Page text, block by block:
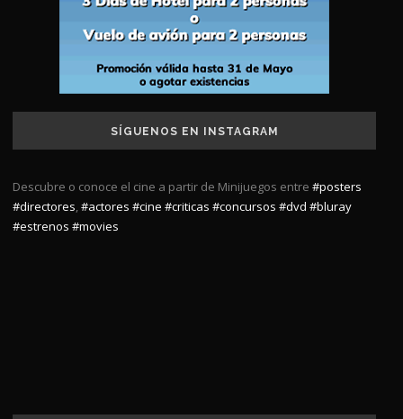
SÍGUENOS EN INSTAGRAM
Descubre o conoce el cine a partir de Minijuegos entre #posters
#directores,#actores #cine #criticas #concursos #dvd #bluray
#estrenos #movies